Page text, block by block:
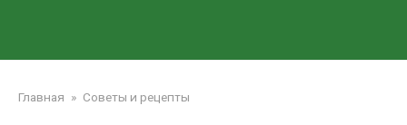
Главная » Советы и рецепты